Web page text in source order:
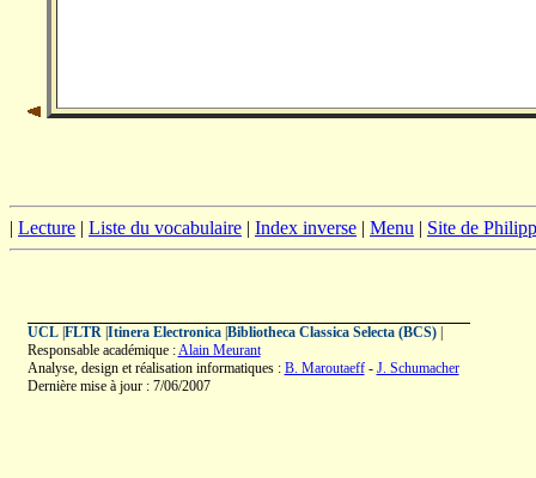
| Lecture | Liste du vocabulaire | Index inverse | Menu | Site de
UCL| FLTR| Itinera Electronica| Bibliotheca Classica Selecta (BCS)|
Responsable académique :Alain Meurant
Analyse, design et réalisation informatiques : B. Maroutaeff- J. Schumacher
Dernière mise à jour : 7/06/2007